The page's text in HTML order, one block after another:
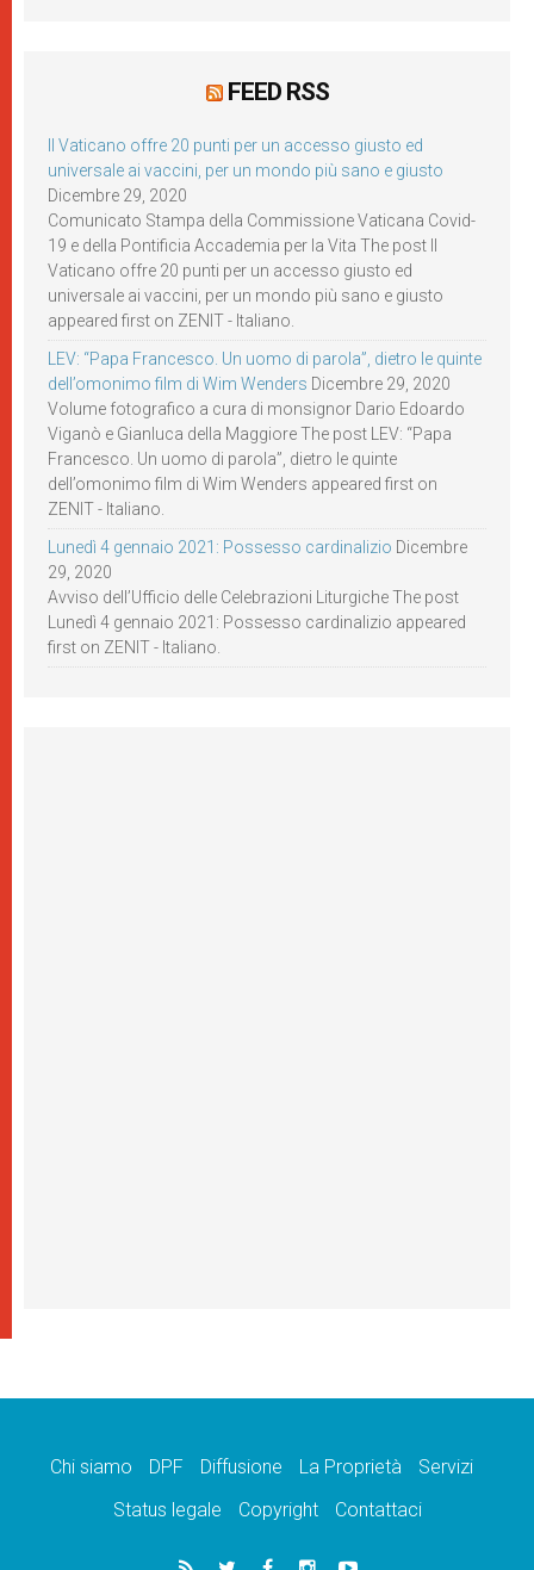
FEED RSS
Il Vaticano offre 20 punti per un accesso giusto ed
universale ai vaccini, per un mondo più sano e giusto
Dicembre 29, 2020
Comunicato Stampa della Commissione Vaticana Covid-
19 e della Pontificia Accademia per la Vita The post Il
Vaticano offre 20 punti per un accesso giusto ed
universale ai vaccini, per un mondo più sano e giusto
appeared first on ZENIT - Italiano.
LEV: “Papa Francesco. Un uomo di parola”, dietro le quinte
dell’omonimo film di Wim Wenders Dicembre 29, 2020
Volume fotografico a cura di monsignor Dario Edoardo
Viganò e Gianluca della Maggiore The post LEV: “Papa
Francesco. Un uomo di parola”, dietro le quinte
dell’omonimo film di Wim Wenders appeared first on
ZENIT - Italiano.
Lunedì 4 gennaio 2021: Possesso cardinalizio Dicembre
29, 2020
Avviso dell’Ufficio delle Celebrazioni Liturgiche The post
Lunedì 4 gennaio 2021: Possesso cardinalizio appeared
first on ZENIT - Italiano.
Chi siamo DPF Diffusione La Proprietà
Servizi
Status legale
Copyright Contattaci